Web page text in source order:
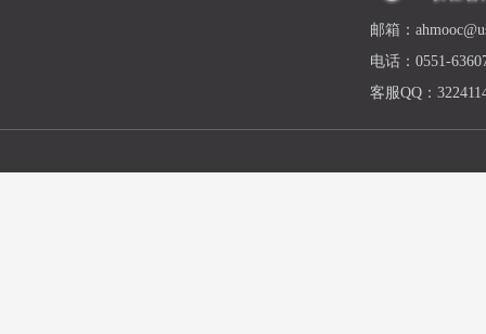
邮箱：
电话：0551-
客服QQ：